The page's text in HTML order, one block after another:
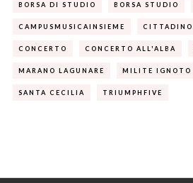
BORSA DI STUDIO BORSA STUDIO
CAMPUSMUSICAINSIEME
CONCERTO CONCERTO ALL'ALBA
MARANO LAGUNARE MILITE IGNOTO
SANTA CECILIA TRIUMPHFIVE